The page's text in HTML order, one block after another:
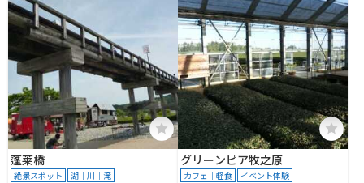
蓬莱橋
絶景スポット 湖｜川｜滝
グリーンピア牧之原
カフェ｜軽食 イベント体験